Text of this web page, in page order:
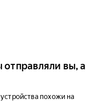
отправляли вы, а
похожи на